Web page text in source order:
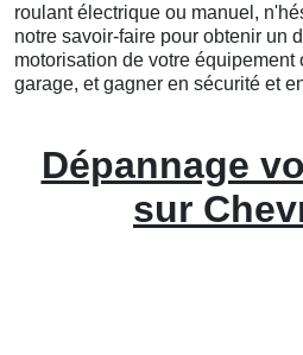
roulant électrique ou manuel,
notre savoir-faire pour obtenir un
motorisation de votre équipement
garage, et gagner en sécurité et
Dépannage
sur